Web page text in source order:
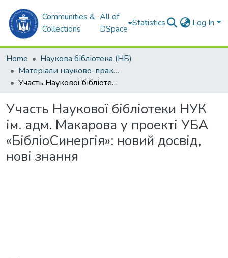
Communities &
Collections
All of
DSpace
Statistics Log In
Home
Наукова бібліотека (НБ)
Матеріали науково-практичних заходів (НБ)
Участь Наукової бібліотеки НУК ім. адм. Макарова у проекті УБА «БібліоСинергія»: новий досвід, нові знання
Участь Наукової бібліотеки НУК
ім. адм. Макарова у проекті УБА
«БібліоСинергія»: новий досвід,
нові знання